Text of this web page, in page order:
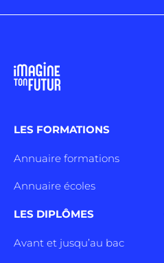
LES FORMATIONS
Annuaire formations
Annuaire écoles
LES DIPLÔMES
Avant et jusqu’au bac